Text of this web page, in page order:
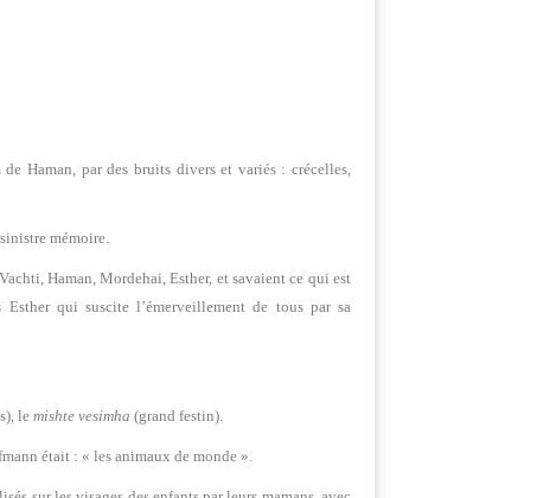
Haman, par des bruits divers et variés : crécelles,
mémoire.
Haman, Mordehai, Esther, et savaient ce qui est
qui suscite l’émerveillement de tous par sa
lemishte vesimha (grand festin).
était : « les animaux de monde ».